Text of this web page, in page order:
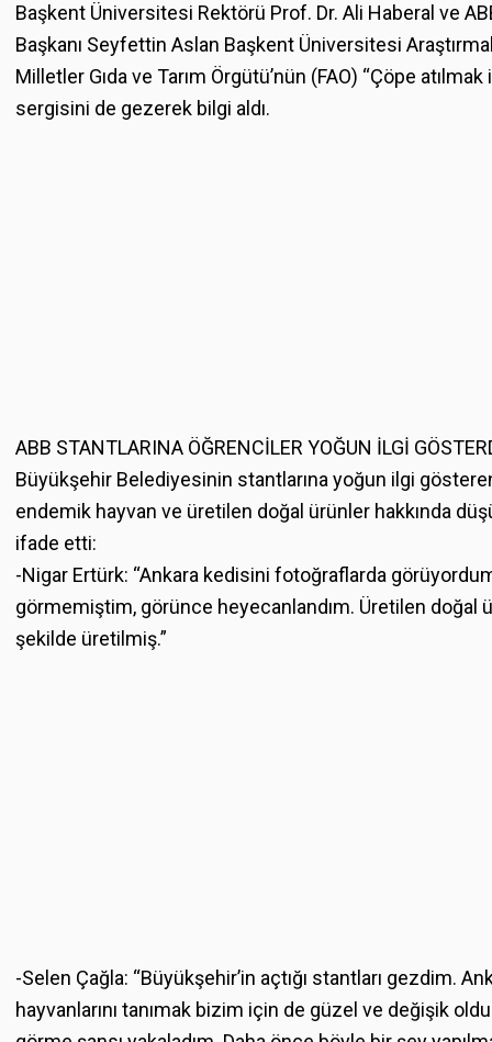
Başkent Üniversitesi Rektörü Prof. Dr. Ali Haberal ve
Başkanı Seyfettin Aslan Başkent Üniversitesi
Milletler Gıda ve Tarım Örgütü’nün (FAO) “Çöpe
sergisini de gezerek bilgi aldı.
ABB STANTLARINA ÖĞRENCİLER YOĞUN İLGİ
Büyükşehir Belediyesinin stantlarına yoğun ilgi
endemik hayvan ve üretilen doğal ürünler hakkında
ifade etti:
-Nigar Ertürk: “Ankara kedisini fotoğraflarda
görmemiştim, görünce heyecanlandım. Üretilen doğal
şekilde üretilmiş.”
-Selen Çağla: “Büyükşehir’in açtığı stantları gezdim.
hayvanlarını tanımak bizim için de güzel ve değişik